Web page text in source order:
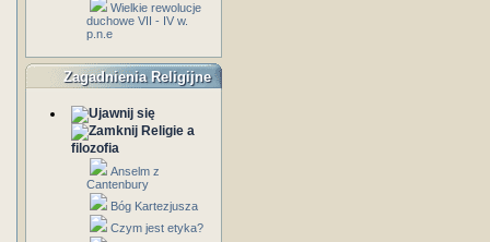
Wielkie rewolucje
duchowe VII - IV w.
p.n.e
Zagadnienia Religijne
Religie a
filozofia
Anselm z
Cantenbury
Bóg Kartezjusza
Czym jest etyka?